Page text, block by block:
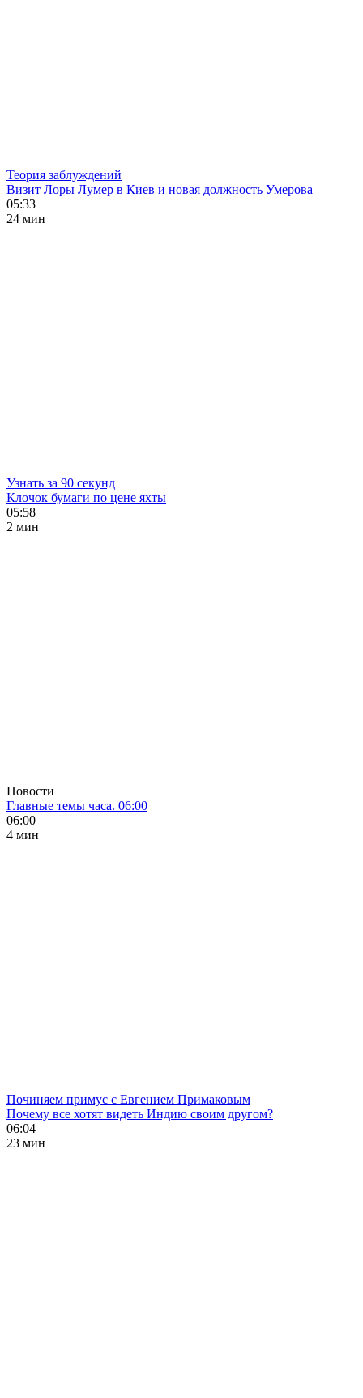
Теория заблуждений
Визит Лоры Лумер в Киев и новая должность Умерова
05:33
24 мин
Узнать за 90 секунд
Клочок бумаги по цене яхты
05:58
2 мин
Новости
Главные темы часа. 06:00
06:00
4 мин
Починяем примус с Евгением Примаковым
Почему все хотят видеть Индию своим другом?
06:04
23 мин